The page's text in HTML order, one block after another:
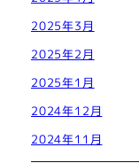
2025年3月
2025年2月
2025年1月
2024年12月
2024年11月